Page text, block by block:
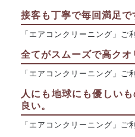
接客も丁寧で毎回満足で
「エアコンクリーニング」ご
全てがスムーズで高クオ
「エアコンクリーニング」ご
人にも地球にも優しい
良い。
「エアコンクリーニング」ご